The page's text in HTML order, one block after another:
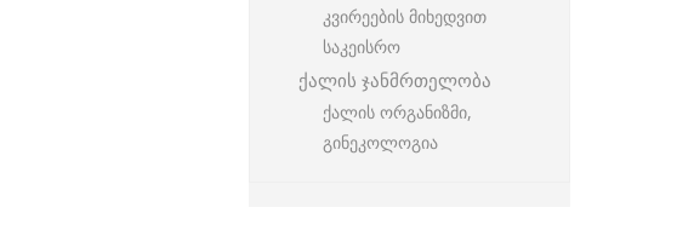
კვირეების მიხედვით
საკეისრო
ქალის ჯანმრთელობა
ქალის ორგანიზმი,
გინეკოლოგია